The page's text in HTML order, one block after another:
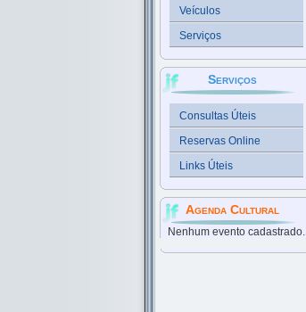
Veículos
Serviços
Serviços
Consultas Úteis
Reservas Online
Links Úteis
Agenda Cultural
Nenhum evento cadastrado.